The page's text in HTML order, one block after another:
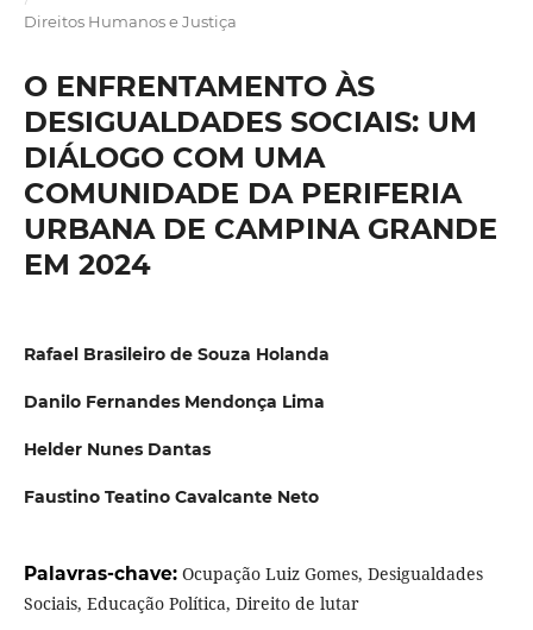
Direitos Humanos e Justiça
O ENFRENTAMENTO ÀS
DESIGUALDADES SOCIAIS: UM
DIÁLOGO COM UMA
COMUNIDADE DA PERIFERIA
URBANA DE CAMPINA GRANDE
EM 2024
Rafael Brasileiro de Souza Holanda
Danilo Fernandes Mendonça Lima
Helder Nunes Dantas
Faustino Teatino Cavalcante Neto
Palavras-chave: Ocupação Luiz Gomes, Desigualdades
Sociais, Educação Política, Direito de lutar